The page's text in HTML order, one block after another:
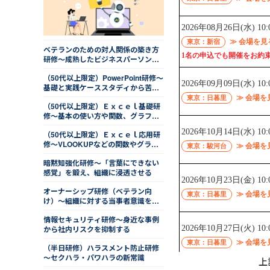
上
ベテランのための対人関係の築き方
研修～成熟したビジネスパーソンと
（50代以上限定）PowerPoint研修～
基礎と実践ケーススタディから苦手
（50代以上限定）Ｅｘｃｅｌ基礎研
修～基本の使い方や関数、グラフを
（50代以上限定）Ｅｘｃｅｌ応用研
修～VLOOKUPなどの関数やグラ
暗黙知強化研修～「言葉にできない
感覚」を鍛え、組織に浸透させる
オーナーシップ研修（ベテラン向
け）～組織に対する当事者意識を高
情報セキュリティ研修～身近な事例
から社内リスクを抑制する
（半日研修）ハラスメント防止研修
～セクハラ・パワハラの新常識